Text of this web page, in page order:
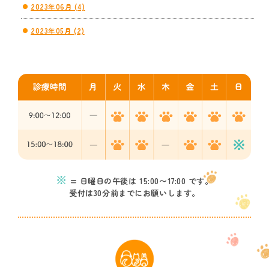
2023年06月 (4)
2023年05月 (2)
※ = 日曜日の午後は 15:00〜17:00 です。
受付は30分前までにお願いします。